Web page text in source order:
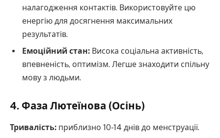
налагодження контактів. Використовуйте цю
енергію для досягнення максимальних
результатів.
Емоційний стан: Висока соціальна активність,
впевненість, оптимізм. Легше знаходити спільну
мову з людьми.
4. Фаза Лютеїнова (Осінь)
Тривалість: приблизно 10-14 днів до менструації.